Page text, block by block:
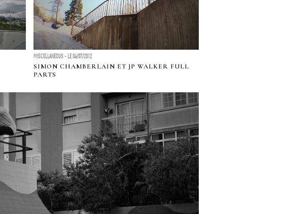
MISCELLANEOUS - LE 04/07/2012
SIMON CHAMBERLAIN ET JP WALKER FULL
PARTS